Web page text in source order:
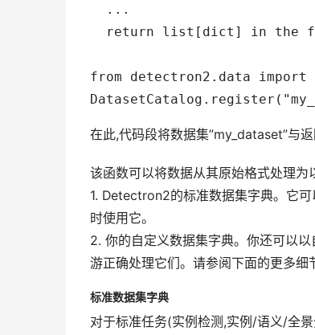
  ...
return list[dict] in the
from detectron2.data import
在此,代码段将数据集”my_dataset”与
该函数可以将数据从其原始格式处理为
1. Detectron2的标准数据集字典。它
时使用它。
2. 你的自定义数据集字典。你还可以
游正确处理它们。请参阅下面的更多细
标准数据集字典
对于标准任务(实例检测,实例/语义/全